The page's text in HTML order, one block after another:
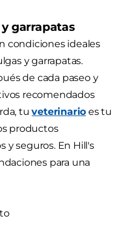
garrapatas
condiciones ideales
y garrapatas.
de cada paseo y
recomendados
tuveterinario es tu
productos
y seguros. En Hill's
para una